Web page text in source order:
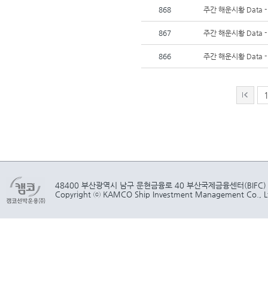
868 주간 해운시황 Data
867 주간 해운시황 Data
866 주간 해운시황 Data
1
48400 부산광역시 남구 문현금융로 40 부산국제금융센터
Copyright ⓒ KAMCO Ship Investment Management Co.,